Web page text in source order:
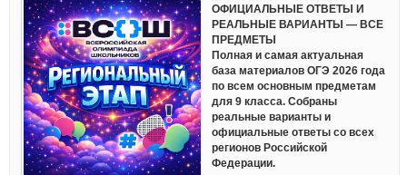
ОФИЦИАЛЬНЫЕ ОТВЕТЫ И
РЕАЛЬНЫЕ ВАРИАНТЫ — ВСЕ
ПРЕДМЕТЫ
Полная и самая актуальная
база материалов ОГЭ 2026 года
по всем основным предметам
для 9 класса. Собраны
реальные варианты и
официальные ответы со всех
регионов Российской
Федерации.